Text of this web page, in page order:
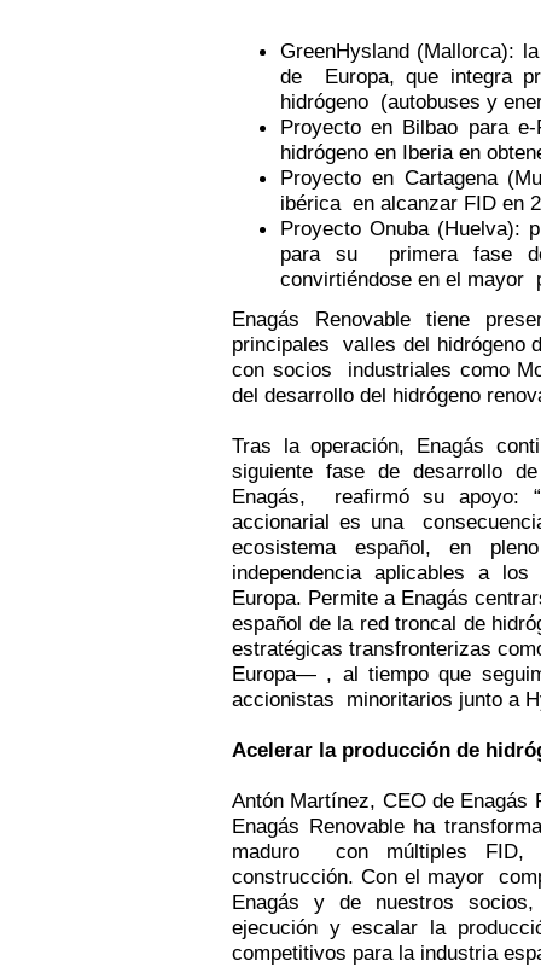
GreenHysland (Mallorca):
de Europa, que integra
hidrógeno (autobuses y
Proyecto en Bilbao para
hidrógeno en Iberia en
Proyecto en Cartagena
ibérica en alcanzar FID en
Proyecto Onuba (Huelva):
para su primera fase
convirtiéndose en el mayor
Enagás Renovable tiene
principales valles del hidrógeno
con socios industriales como
del desarrollo del hidrógeno
Tras la operación, Enagás
siguiente fase de desarrollo
Enagás, reafirmó su apoyo:
accionarial es una
ecosistema español, en
independencia aplicables a
Europa. Permite a Enagás
español de la red troncal de
estratégicas transfronterizas
Europa— , al tiempo que
accionistas minoritarios junto a
Acelerar la producción de
Antón Martínez, CEO de Enagás
Enagás Renovable ha
maduro con múltiples FID,
construcción. Con el mayor
Enagás y de nuestros
ejecución y escalar la
competitivos para la industria